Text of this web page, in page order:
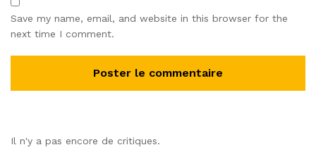
Save my name, email, and website in this browser for the
next time I comment.
Il n'y a pas encore de critiques.